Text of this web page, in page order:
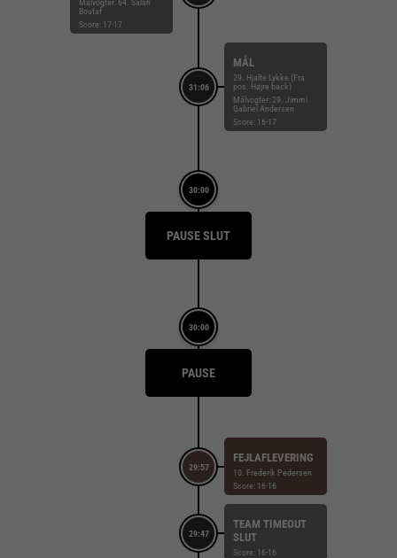
Målvogter: 64. Salah
Boutaf
Score: 17-17
31:06
MÅL
29. Hjalte Lykke (Fra
pos. Højre back)
Målvogter: 29. Jimmi
Gabriel Andersen
Score: 16-17
30:00
PAUSE SLUT
30:00
PAUSE
29:57
FEJLAFLEVERING
10. Frederik Pedersen
Score: 16-16
29:47
TEAM TIMEOUT
SLUT
Score: 16-16